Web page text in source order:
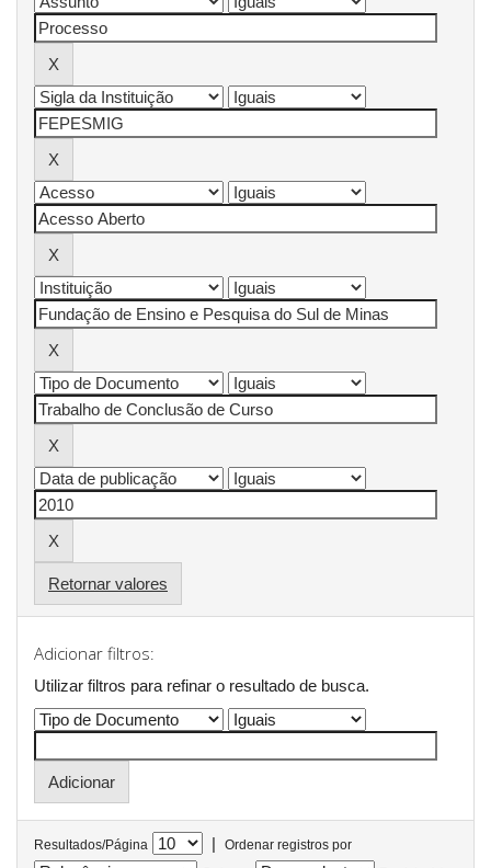
Retornar valores
Adicionar filtros:
Utilizar filtros para refinar o resultado de busca.
Resultados/Página |
Ordenar registros por